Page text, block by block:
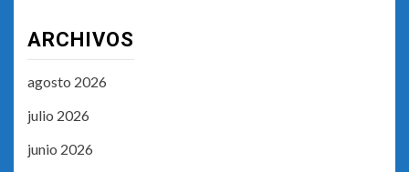
ARCHIVOS
agosto 2026
julio 2026
junio 2026